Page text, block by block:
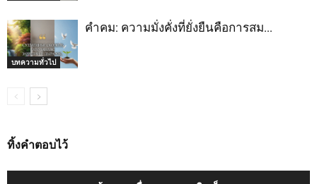
บทความทั่วไป
คำคม: ความมั่งคั่งที่ยั่งยืนคือการสม…
ทิ้งคำตอบไว้